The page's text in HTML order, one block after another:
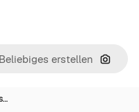
Nach